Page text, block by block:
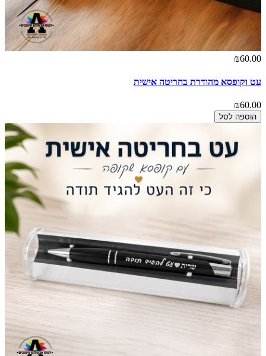
₪60.00
עט וקופסא מהודרת בחריטה אישית
₪60.00
הוספה לסל